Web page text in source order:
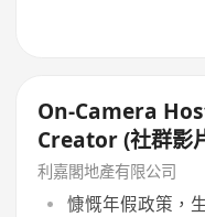
On-Camera
Creator (社群影
持)
利嘉閣地產有限公司
慷慨年假政策，